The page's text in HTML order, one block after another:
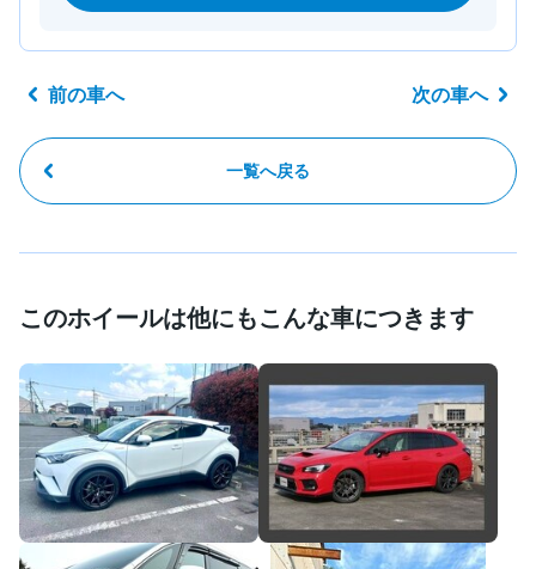
前の車へ
一覧へ戻る
次の車へ
このホイールは他にもこんな車につきます